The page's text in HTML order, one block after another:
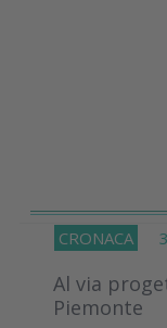
CRONACA
Al via
Piemonte